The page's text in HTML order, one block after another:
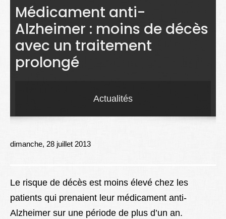
Actualités
Sciences
Maladies
Soins
Médicament anti-
Alzheimer : moins de décès
avec un traitement
prolongé
Actualités
dimanche, 28 juillet 2013
Le risque de décès est moins élevé chez les
patients qui prenaient leur médicament anti-
Alzheimer sur une période de plus d’un an.